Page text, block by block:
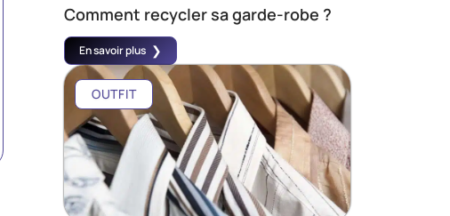
Comment recycler sa garde-robe ?
En savoir plus
OUTFIT